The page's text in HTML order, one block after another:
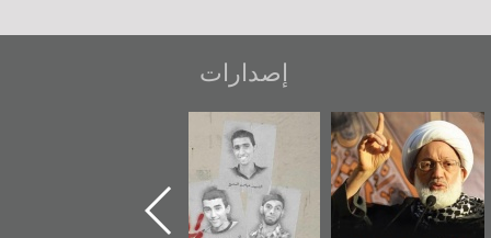
إصدارات
شهداء وطن
«جَوْ»: رواية
المعتقل جهاد